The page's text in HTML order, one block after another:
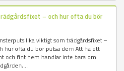
– och hur ofta du bör
lika viktigt som trädgårdsfixet –
hur ofta du bör putsa dem Att ha ett
och fint hem handlar inte bara om